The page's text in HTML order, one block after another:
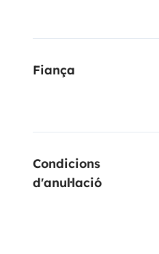
Fiança
Condicions
d'anul·lació